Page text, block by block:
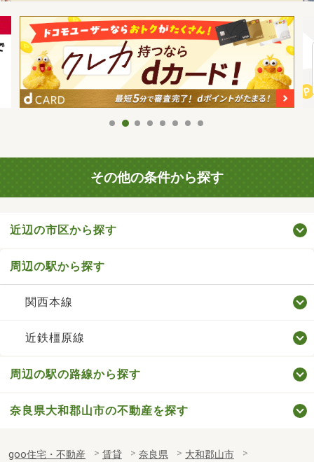
その他の条件から探す
近辺の市区から探す
周辺の駅から探す
関西本線
近鉄橿原線
周辺の駅の路線から探す
奈良県大和郡山市の不動産を探す
goo住宅・不動産 賃貸 奈良県
大和郡山市